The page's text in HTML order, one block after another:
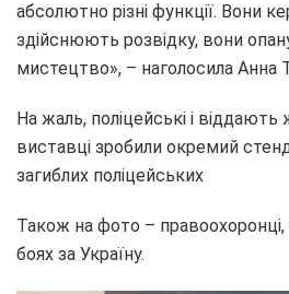
абсолютно різні функції. Вони
здійснюють розвідку, вони
мистецтво», – наголосила Анна
На жаль, поліцейські і віддають
виставці зробили окремий
загиблих поліцейських
Також на фото – правоохоронці,
боях за Україну.